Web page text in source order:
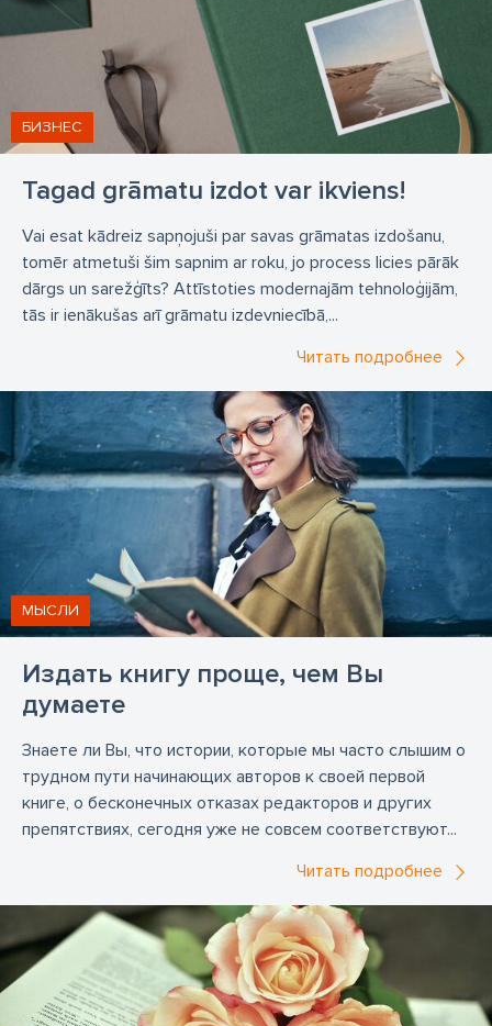
Tagad grāmatu izdot var ikviens!
БИЗНЕС
Vai esat kādreiz sapņojuši par savas grāmatas izdošanu,
tomēr atmetuši šim sapnim ar roku, jo process licies pārāk
dārgs un sarežģīts? Attīstoties modernajām tehnoloģijām,
tās ir ienākušas arī grāmatu izdevniecībā,...
Читать подробнее
Издать книгу проще, чем Вы
думаете
МЫСЛИ
Знаете ли Вы, что истории, которые мы часто слышим о
трудном пути начинающих авторов к своей первой
книге, о бесконечных отказах редакторов и других
препятствиях, сегодня уже не совсем соответствуют...
Читать подробнее